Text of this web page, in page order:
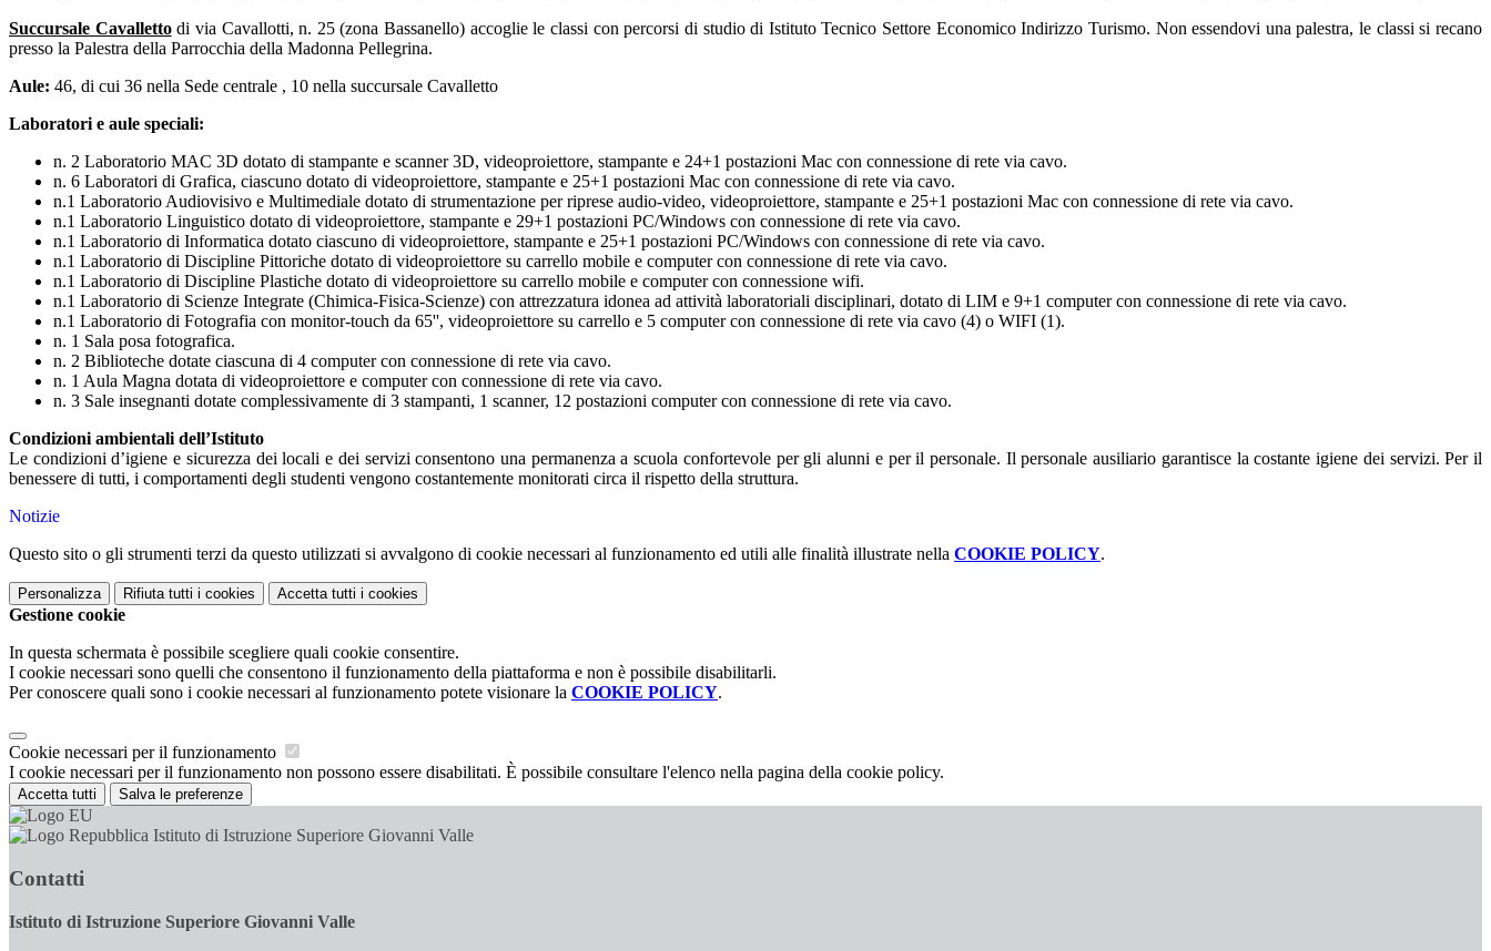
Succursale Cavallettodi via Cavallotti, n. 25 (zona Bassanello) accoglie le classi con percorsi di studio di Istituto Tecnico Settore Economico Indirizzo Turismo. Non essendovi una palestra, le classi si recano
presso la Palestra della Parrocchia della Madonna Pellegrina.
Aule: 46, di cui 36 nella Sede centrale , 10 nella succursale Cavalletto
Laboratori e aule speciali:
n. 2 Laboratorio MAC 3D dotato di stampante e scanner 3D, videoproiettore, stampante e 24+1 postazioni Mac con connessione di rete via cavo.
n. 6 Laboratori di Grafica, ciascuno dotato di videoproiettore, stampante e 25+1 postazioni Mac con connessione di rete via cavo.
n.1 Laboratorio Audiovisivo e Multimediale dotato di strumentazione per riprese audio-video, videoproiettore, stampante e 25+1 postazioni Mac con connessione di rete via cavo.
n.1 Laboratorio Linguistico dotato di videoproiettore, stampante e 29+1 postazioni PC/Windows con connessione di rete via cavo.
n.1 Laboratorio di Informatica dotato ciascuno di videoproiettore, stampante e 25+1 postazioni PC/Windows con connessione di rete via cavo.
n.1 Laboratorio di Discipline Pittoriche dotato di videoproiettore su carrello mobile e computer con connessione di rete via cavo.
n.1 Laboratorio di Discipline Plastiche dotato di videoproiettore su carrello mobile e computer con connessione wifi.
n.1 Laboratorio di Scienze Integrate (Chimica-Fisica-Scienze) con attrezzatura idonea ad attività laboratoriali disciplinari, dotato di LIM e 9+1 computer con connessione di rete via cavo.
n.1 Laboratorio di Fotografia con monitor-touch da 65'', videoproiettore su carrello e 5 computer con connessione di rete via cavo (4) o WIFI (1).
n. 1 Sala posa fotografica.
n. 2 Biblioteche dotate ciascuna di 4 computer con connessione di rete via cavo.
n. 1 Aula Magna dotata di videoproiettore e computer con connessione di rete via cavo.
n. 3 Sale insegnanti dotate complessivamente di 3 stampanti, 1 scanner, 12 postazioni computer con connessione di rete via cavo.
Condizioni ambientali dell’Istituto
Le condizioni d’igiene e sicurezza dei locali e dei servizi consentono una permanenza a scuola confortevole per gli alunni e per il personale. Il personale ausiliario garantisce la costante igiene dei servizi. Per il
benessere di tutti, i comportamenti degli studenti vengono costantemente monitorati circa il rispetto della struttura.
Notizie
Questo sito o gli strumenti terzi da questo utilizzati si avvalgono di cookie necessari al funzionamento ed utili alle finalità illustrate nella COOKIE POLICY.
Personalizza Rifiuta tutti i cookies Accetta tutti i cookies
Gestione cookie
In questa schermata è possibile scegliere quali cookie consentire.
I cookie necessari sono quelli che consentono il funzionamento della piattaforma e non è possibile disabilitarli.
Per conoscere quali sono i cookie necessari al funzionamento potete visionare la COOKIE POLICY.
Cookie necessari per il funzionamento
I cookie necessari per il funzionamento non possono essere disabilitati. È possibile consultare l'elenco nella pagina della cookie policy.
Accetta tutti Salva le preferenze
Istituto di Istruzione Superiore Giovanni Valle
Contatti
Istituto di Istruzione Superiore Giovanni Valle